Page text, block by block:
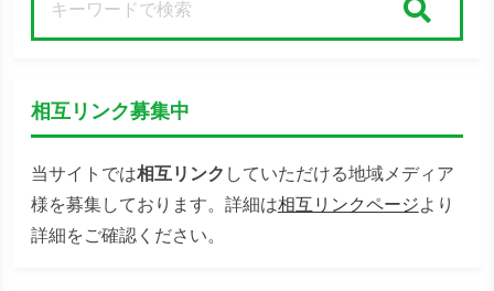
相互リンク募集中
当サイトでは相互リンク していただける地域メディア
様を募集しております。詳細は相互リンクページより
詳細をご確認ください。